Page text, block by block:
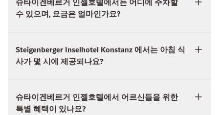
Steigenberger Inselhotel Konstanz 에서는 아침 식
사가 몇 시에 제공되나요?
슈타이겐베르거 인젤호텔에서 어르신들을 위한
특별 혜택이 있나요?
Steigenberger Inselhotel Konstanz 의 리셉션은 몇